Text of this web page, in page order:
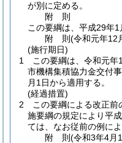
が別に定める。
附 則
この要綱は、平成29年1
附 則(令和元年12
(施行期日)
1
この要綱は、令和元
市機構集積協力金交付
月1日から適用する。
(経過措置)
2
この要綱による改正
施要綱の規定により平
ては、なお従前の例によ
附 則(令和3年4月